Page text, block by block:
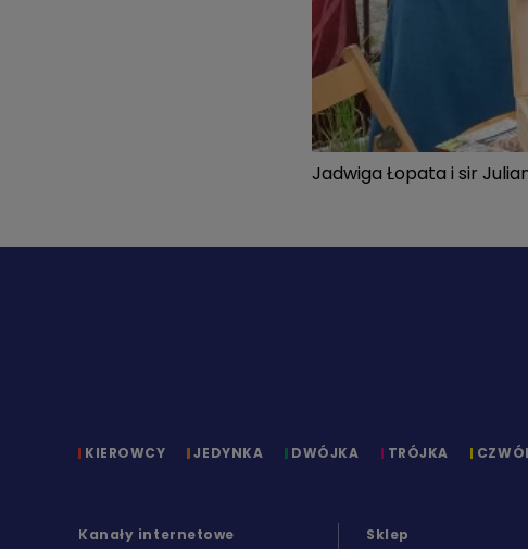
Jadwiga Łopata i sir
KIEROWCY JEDYNKA DWÓJKA TRÓJKA
Kanały internetowe Sklep